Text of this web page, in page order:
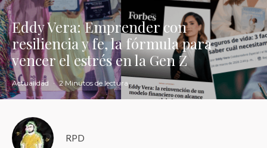
Eddy Vera: Emprender con
resiliencia y fe, la fórmula para
vencer el estrés en la Gen Z
Actualidad · 2 Minutos de lectura
RPD